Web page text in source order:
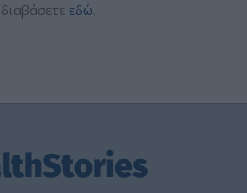
εδώ.